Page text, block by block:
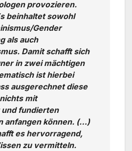
provozieren.
beinhaltet sowohl
Gender
als auch
Damit schafft sich
in zwei mächtigen
ist hierbei
ausgerechnet diese
mit
und fundierten
anfangen können. (…)
es hervorragend,
zu vermitteln.